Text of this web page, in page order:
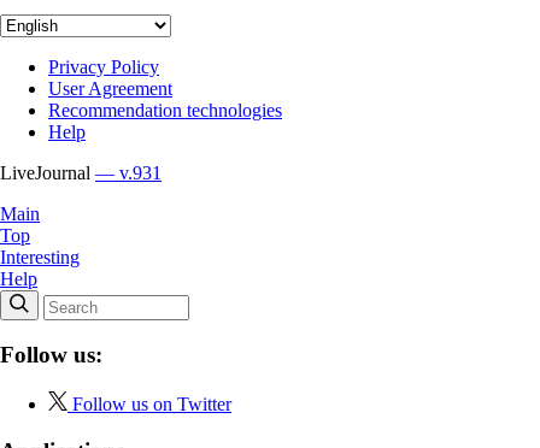
Privacy Policy
User Agreement
Recommendation technologies
Help
LiveJournal — v.931
Main
Top
Interesting
Help
Follow us:
Follow us on Twitter